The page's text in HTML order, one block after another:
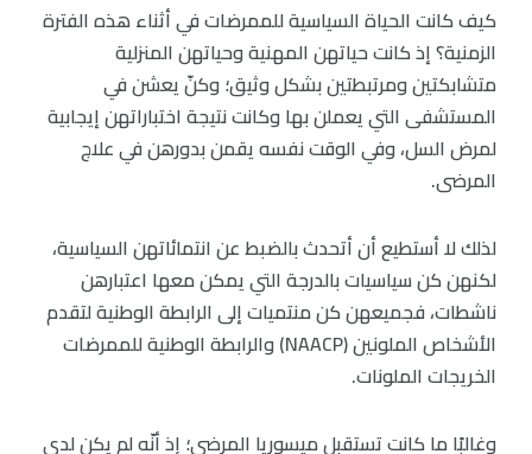
كيف كانت الحياة السياسية للممرضات في أثناء هذه الفترة
الزمنية؟ إذ كانت حياتهن المهنية وحياتهن المنزلية
متشابكتين ومرتبطتين بشكل وثيق؛ وكنّ يعشن في
المستشفى التي يعملن بها وكانت نتيجة اختباراتهن إيجابية
لمرض السل، وفي الوقت نفسه يقمن بدورهن في علاج
المرضى.
لذلك لا أستطيع أن أتحدث بالضبط عن انتمائاتهن السياسية،
لكنهن كن سياسيات بالدرجة التي يمكن معها اعتبارهن
ناشطات، فجميعهن كن منتميات إلى الرابطة الوطنية لتقدم
الأشخاص الملونين (NAACP) والرابطة الوطنية للممرضات
الخريجات الملونات.
وغالبًا ما كانت تستقبل ميسوريا المرضى؛ إذ أنّه لم يكن لدى